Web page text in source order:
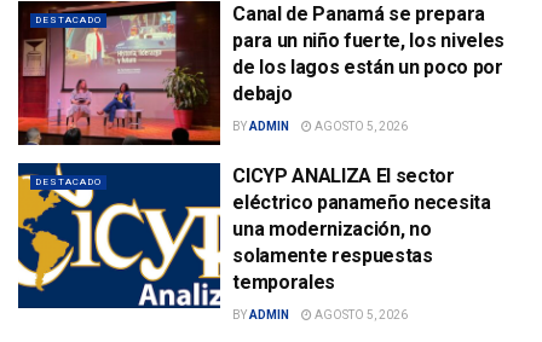
DESTACADO
Canal de Panamá se prepara
para un niño fuerte, los niveles
de los lagos están un poco por
debajo
BYADMIN AGOSTO 5, 2026
DESTACADO
CICYP ANALIZA El sector
eléctrico panameño necesita
una modernización, no
solamente respuestas
temporales
BYADMIN AGOSTO 5, 2026